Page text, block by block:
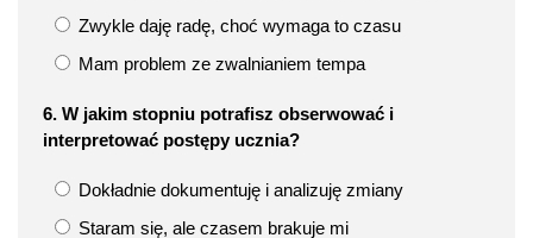
Zwykle daję radę, choć wymaga to czasu
Mam problem ze zwalnianiem tempa
6. W jakim stopniu potrafisz obserwować i
interpretować postępy ucznia?
Dokładnie dokumentuję i analizuję zmiany
Staram się, ale czasem brakuje mi